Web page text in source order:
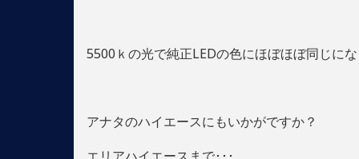
5500ｋの光で純正LEDの色にほぼほぼ同じに
アナタのハイエースにもいかがですか？
エリアハイエースまで･･･